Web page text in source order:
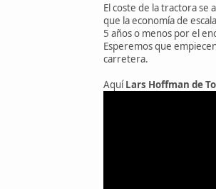
El coste de la tractora
que la economía de
5 años o menos por el
Esperemos que
carretera.
AquíLars Hoffman de